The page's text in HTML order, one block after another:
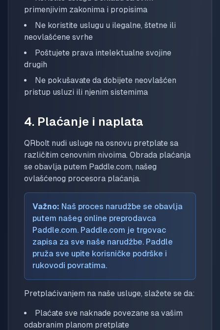
primenjivim zakonima i propisima
Ne koristite uslugu u ilegalne, štetne ili
neovlašćene svrhe
Poštujete prava intelektualne svojine
drugih
Ne pokušavate da dobijete neovlašćen
pristup usluzi ili njenim sistemima
4. Plaćanje i naplata
QRbolt nudi usluge na osnovu pretplate sa
različitim cenovnim nivoima. Obrada plaćanja
se obavlja putem Paddle.com, našeg
ovlašćenog procesora plaćanja.
Važno: Naš proces narudžbe se obavlja
putem našeg online preprodavca
Paddle.com. Paddle.com je trgovac
zapisa za sve naše narudžbe. Paddle
pruža sve upite korisničke podrške i
rukovodi povratima.
Pretplaćivanjem na naše usluge, slažete se da:
Plaćate sve naknade povezane sa vašim
odabranim planom pretplate